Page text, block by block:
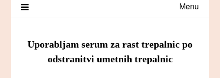
Menu
Uporabljam serum za rast trepalnic po
odstranitvi umetnih trepalnic